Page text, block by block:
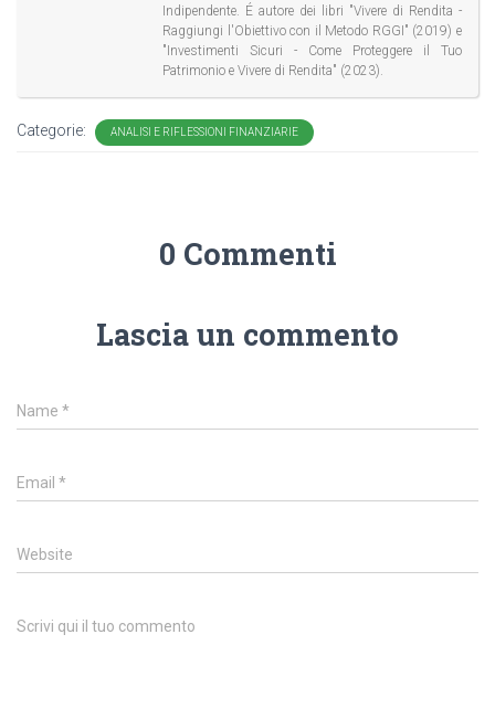
Indipendente. É autore dei libri "Vivere di Rendita -
Raggiungi l'Obiettivo con il Metodo RGGI" (2019) e
"Investimenti Sicuri - Come Proteggere il Tuo
Patrimonio e Vivere di Rendita" (2023).
Categorie: ANALISI E RIFLESSIONI FINANZIARIE
0 Commenti
Lascia un commento
Name *
Email *
Website
Scrivi qui il tuo commento